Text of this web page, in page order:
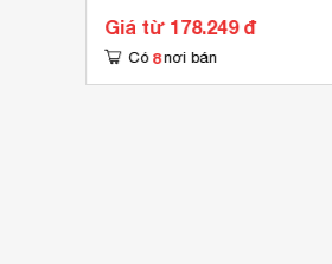
Giá từ 178.249 đ
Có 8 nơi bán